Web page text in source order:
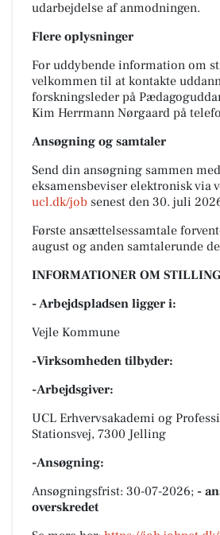
udarbejdelse af anmodningen.
Flere oplysninger
For uddybende information om
velkommen til at kontakte
forskningsleder på
Kim Herrmann Nørgaard på
Ansøgning og samtaler
Send din ansøgning sammen
eksamensbeviser elektronisk via
ucl.dk/job senest den 30. juli
Første ansættelsessamtale
august og anden samtalerunde
INFORMATIONER OM
- Arbejdspladsen ligger i:
Vejle Kommune
-Virksomheden tilbyder:
-Arbejdsgiver:
UCL Erhvervsakademi og
Stationsvej, 7300 Jelling
-Ansøgning:
Ansøgningsfrist: 30-07-2026; -
overskredet